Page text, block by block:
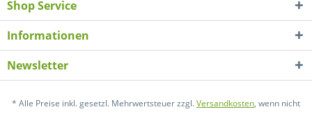
Shop Service
Informationen
Newsletter
* Alle Preise inkl. gesetzl. Mehrwertsteuer zzgl.Versandkosten, wenn nicht